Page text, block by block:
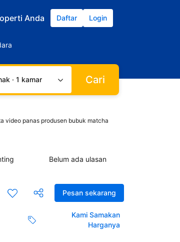
Anda Daftar Login
· 1 kamar Cari
video panas produsen bubuk matcha
Belum ada ulasan
Pesan sekarang
Kami Samakan
Harganya